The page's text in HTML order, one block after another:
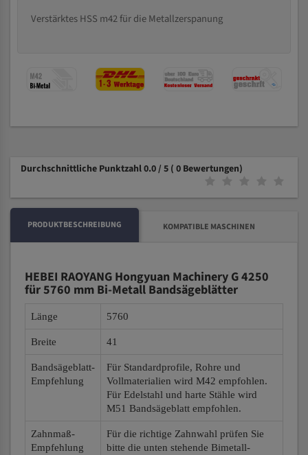
Verstärktes HSS m42 für die Metallzerspanung
Durchschnittliche Punktzahl 0.0 / 5 ( 0 Bewertungen)
PRODUKTBESCHREIBUNG KOMPATIBLE MASCHINEN
HEBEI RAOYANG Hongyuan Machinery G 4250
für 5760 mm Bi-Metall Bandsägeblätter
Länge 5760
Breite 41
Bandsägeblatt-
Empfehlung
Für Standardprofile, Rohre und
Vollmaterialien wird M42 empfohlen.
Für Edelstahl und harte Stähle wird
M51 Bandsägeblatt empfohlen.
Zahnmaß-
Empfehlung
Für die richtige Zahnwahl prüfen Sie
bitte die unten stehende Bimetall-